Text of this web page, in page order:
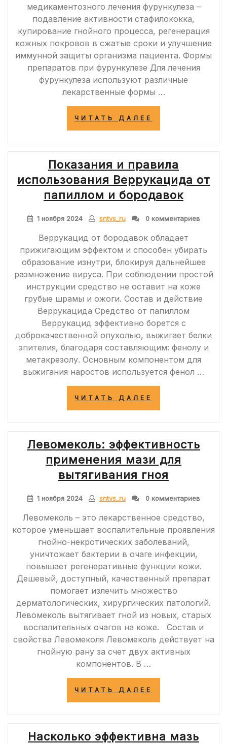
медикаментозного лечения фурункулеза –
подавление активности стафилококка,
купирование гнойного процесса, регенерация
кожных покровов в сжатые сроки и улучшение
иммунной защиты организма пациента. Формы
препаратов при фурункулезе Для лечения
фурункулеза используют различные
лекарственные формы …
ЧИТАТЬ ДАЛЕЕ
ЛЕЧЕНИЯ
ФУРУНКУЛОВ»
Показания и правила
использования Веррукацида от
папиллом и бородавок
1 ноября 2024 sntvs_ru 0 комментариев
Веррукацид от бородавок обладает
прижигающим эффектом и способен убирать
образование изнутри, блокируя дальнейшее
размножение вируса. При соблюдении простой
инструкции средство не оставит на коже
грубые шрамы и ожоги. Состав и действие
Веррукацида Средство от папиллом
Веррукацид эффективно борется с
доброкачественной опухолью, выжигает белки
эпителия, благодаря составляющим: фенолу и
метакрезолу. Основным компонентом для
выжигания наростов используется фенол …
ЧИТАТЬ ДАЛЕЕ
ВЕРРУКАЦИДА
ОТ
ПАПИЛЛОМ
И
БОРОДАВОК»
Левомеколь: эффективность
применения мази для
вытягивания гноя
1 ноября 2024 sntvs_ru 0 комментариев
Левомеколь – это лекарственное средство,
которое уменьшает воспалительные проявления
гнойно-некротических заболеваний,
уничтожает бактерии в очаге инфекции,
повышает регенеративные функции кожи.
Дешевый, доступный, качественный препарат
помогает излечить множество
дерматологических, хирургических патологий.
Левомеколь вытягивает гной из новых, старых
воспалительных очагов на коже. Состав и
свойства Левомеколя Левомеколь действует на
гнойную рану за счет двух активных
компонентов. В …
ЧИТАТЬ ДАЛЕЕ
МАЗИ
ДЛЯ
ВЫТЯГИВАНИЯ
Насколько эффективна мазь